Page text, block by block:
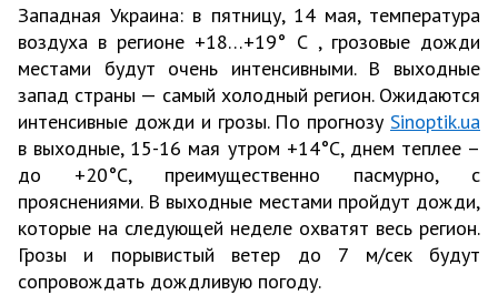
Западная Украина: в пятницу, 14 мая, температура
воздуха в регионе +18…+19° С , грозовые дожди
местами будут очень интенсивными. В выходные
запад страны — самый холодный регион. Ожидаются
интенсивные дожди и грозы. По прогнозу Sinoptik.ua
в выходные, 15-16 мая утром +14°С, днем теплее –
до +20°С, преимущественно пасмурно, с
прояснениями. В выходные местами пройдут дожди,
которые на следующей неделе охватят весь регион.
Грозы и порывистый ветер до 7 м/сек будут
сопровождать дождливую погоду.